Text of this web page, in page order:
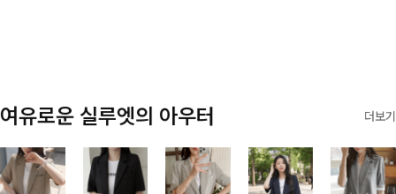
여유로운 실루엣의 아우터 더보기